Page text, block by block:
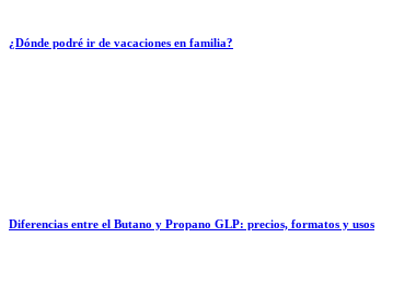
¿Dónde podré ir de vacaciones en familia?
Diferencias entre el Butano y Propano GLP: precios, formatos y usos